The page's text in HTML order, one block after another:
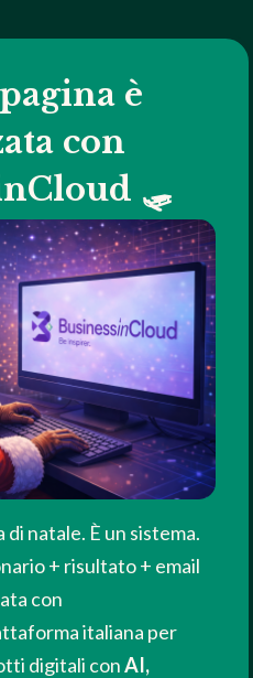
è
con
🛷
di natale. È un sistema.
+ risultato + email
con
italiana per
digitali conAI,